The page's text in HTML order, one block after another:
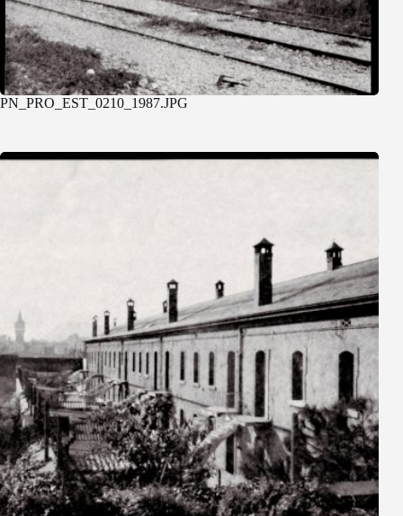
PN_PRO_EST_0210_1987.JPG